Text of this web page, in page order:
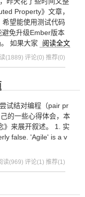
Property》文章，
望能使用测试代码
免升级Ember版本
如果大家
阅读全文
(1889) 评论(0) 推荐(0)
试结对编程（pair pr
的一些心得体会，本
》来展开叙述。 1. 实
false. 'Agile' is a v
读(969) 评论(1) 推荐(1)